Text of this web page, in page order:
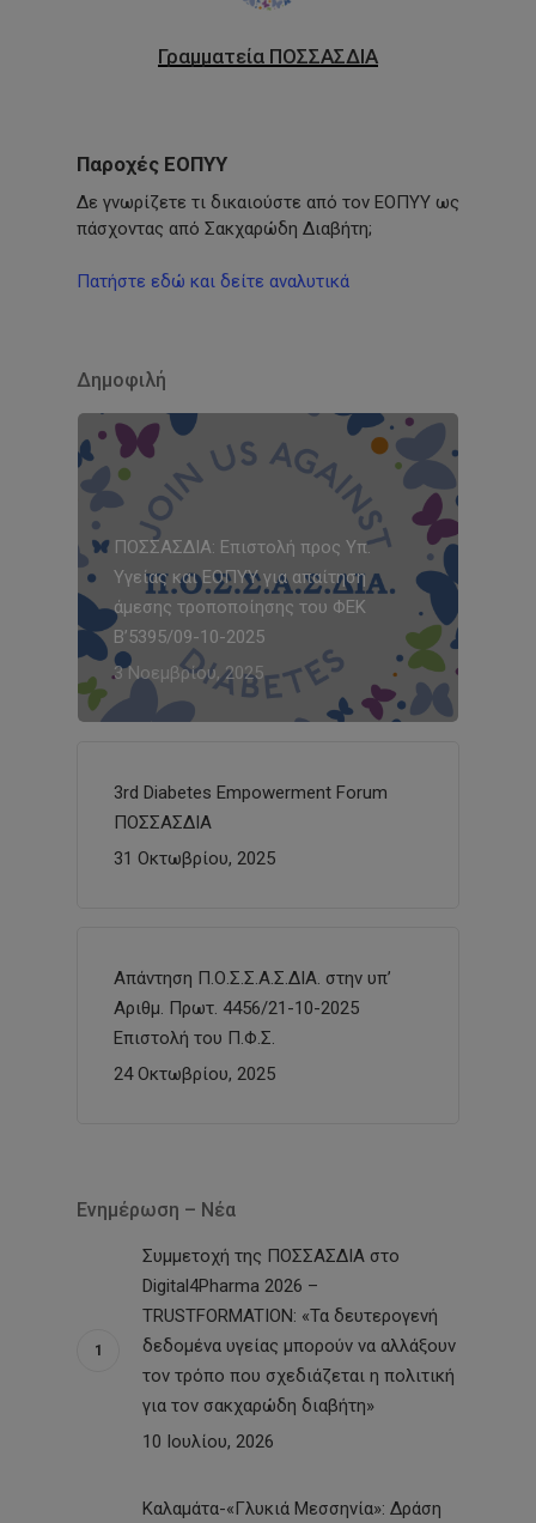
Γραμματεία ΠΟΣΣΑΣΔΙΑ
Παροχές ΕΟΠΥΥ
Δε γνωρίζετε τι δικαιούστε από τον ΕΟΠΥΥ ως
πάσχοντας από Σακχαρώδη Διαβήτη;
Πατήστε εδώ και δείτε αναλυτικά
Δημοφιλή
ΠΟΣΣΑΣΔΙΑ: Επιστολή προς Υπ.
Υγείας και ΕΟΠΥΥ για απαίτηση
άμεσης τροποποίησης του ΦΕΚ
Β’5395/09-10-2025
3 Νοεμβρίου, 2025
3rd Diabetes Empowerment Forum
ΠΟΣΣΑΣΔΙΑ
31 Οκτωβρίου, 2025
Απάντηση Π.Ο.Σ.Σ.Α.Σ.ΔΙΑ. στην υπ’
Αριθμ. Πρωτ. 4456/21-10-2025
Επιστολή του Π.Φ.Σ.
24 Οκτωβρίου, 2025
Ενημέρωση – Νέα
Συμμετοχή της ΠΟΣΣΑΣΔΙΑ στο
Digital4Pharma 2026 –
TRUSTFORMATION: «Τα δευτερογενή
δεδομένα υγείας μπορούν να αλλάξουν
τον τρόπο που σχεδιάζεται η πολιτική
για τον σακχαρώδη διαβήτη»
10 Ιουλίου, 2026
Καλαμάτα-«Γλυκιά Μεσσηνία»: Δράση